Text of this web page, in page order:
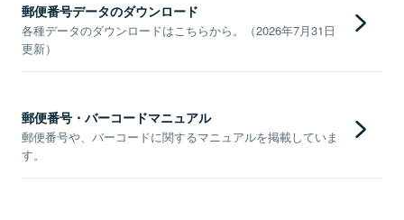
郵便番号データのダウンロード
各種データのダウンロードはこちらから。（2026年7月31日
更新）
郵便番号・バーコードマニュアル
郵便番号や、バーコードに関するマニュアルを掲載していま
す。